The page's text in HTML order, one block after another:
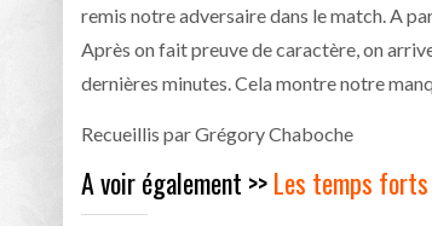
remis notre adversaire dans le match. A
Après on fait preuve de caractère, on
dernières minutes. Cela montre notre
Recueillis par Grégory Chaboche
A voir également >>Les temps